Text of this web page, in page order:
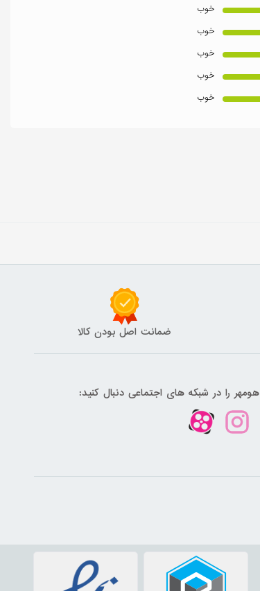
خوب
خوب
خوب
خوب
خوب
ضمانت اصل بودن کالا
هومهر را در شبکه های اجتماعی دنبال کنید: